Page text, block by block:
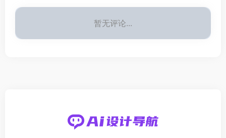
暂无评论...